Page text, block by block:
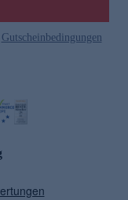
Gutscheinbedingungen